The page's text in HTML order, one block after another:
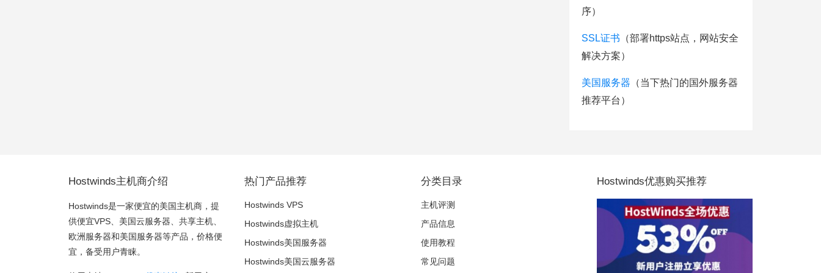
序）
SSL证书 （部署https站点，网站安全
解决方案）
美国服务器 （当下热门的国外服务器
推荐平台）
Hostwinds主机商介绍
Hostwinds是一家便宜的美国主机商，提
供便宜VPS、美国云服务器、共享主机、
欧洲服务器和美国服务器等产品，价格便
宜，备受用户青睐。
热门产品推荐
Hostwinds VPS
Hostwinds虚拟主机
Hostwinds美国服务器
Hostwinds美国云服务器
分类目录
主机评测
产品信息
使用教程
常见问题
Hostwinds优惠购买推荐